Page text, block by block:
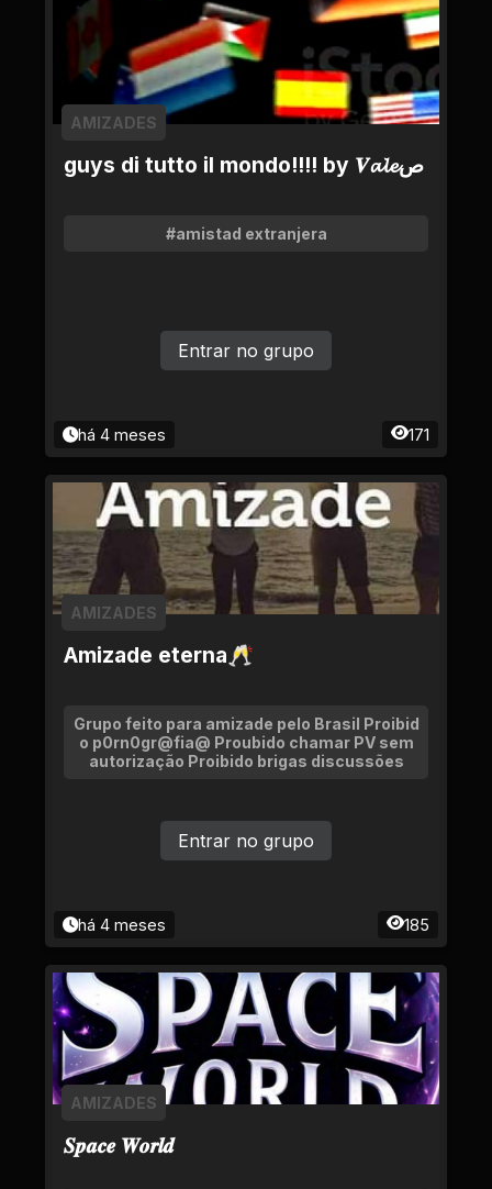
guys di tutto il mondo!!!! by 𝑽𝓪𝓵𝓮ص
AMIZADES
#amistad extranjera
há 4 meses 171
Entrar no grupo
Amizade eterna🥂
AMIZADES
Grupo feito para amizade pelo Brasil Proibid
o p0rn0gr@fia@ Proubido chamar PV sem
autorização Proibido brigas discussões
há 4 meses 185
Entrar no grupo
𝑺𝒑𝒂𝒄𝒆 𝑾𝒐𝒓𝒍𝒅
AMIZADES